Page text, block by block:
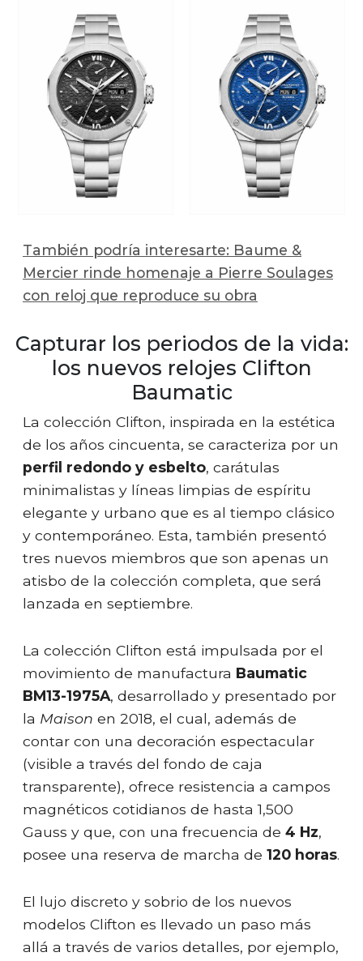
También podría interesarte: Baume &
Mercier rinde homenaje a Pierre Soulages
con reloj que reproduce su obra
Capturar los periodos de la vida:
los nuevos relojes Clifton
Baumatic
La colección Clifton, inspirada en la estética
de los años cincuenta, se caracteriza por un
perfil redondo y esbelto, carátulas
minimalistas y líneas limpias de espíritu
elegante y urbano que es al tiempo clásico
y contemporáneo. Esta, también presentó
tres nuevos miembros que son apenas un
atisbo de la colección completa, que será
lanzada en septiembre.
La colección Clifton está impulsada por el
movimiento de manufactura Baumatic
BM13-1975A, desarrollado y presentado por
la Maison en 2018, el cual, además de
contar con una decoración espectacular
(visible a través del fondo de caja
transparente), ofrece resistencia a campos
magnéticos cotidianos de hasta 1,500
Gauss y que, con una frecuencia de 4 Hz,
posee una reserva de marcha de 120 horas.
El lujo discreto y sobrio de los nuevos
modelos Clifton es llevado un paso más
allá a través de varios detalles, por ejemplo,